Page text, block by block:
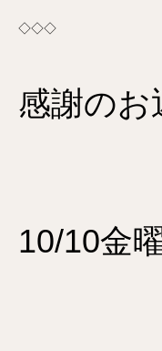
◇◇◇
感謝のお
10/10金曜